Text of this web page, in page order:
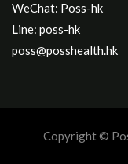
WeChat: Poss-hk
Line: poss-hk
poss@posshealth.hk
Copyright ©